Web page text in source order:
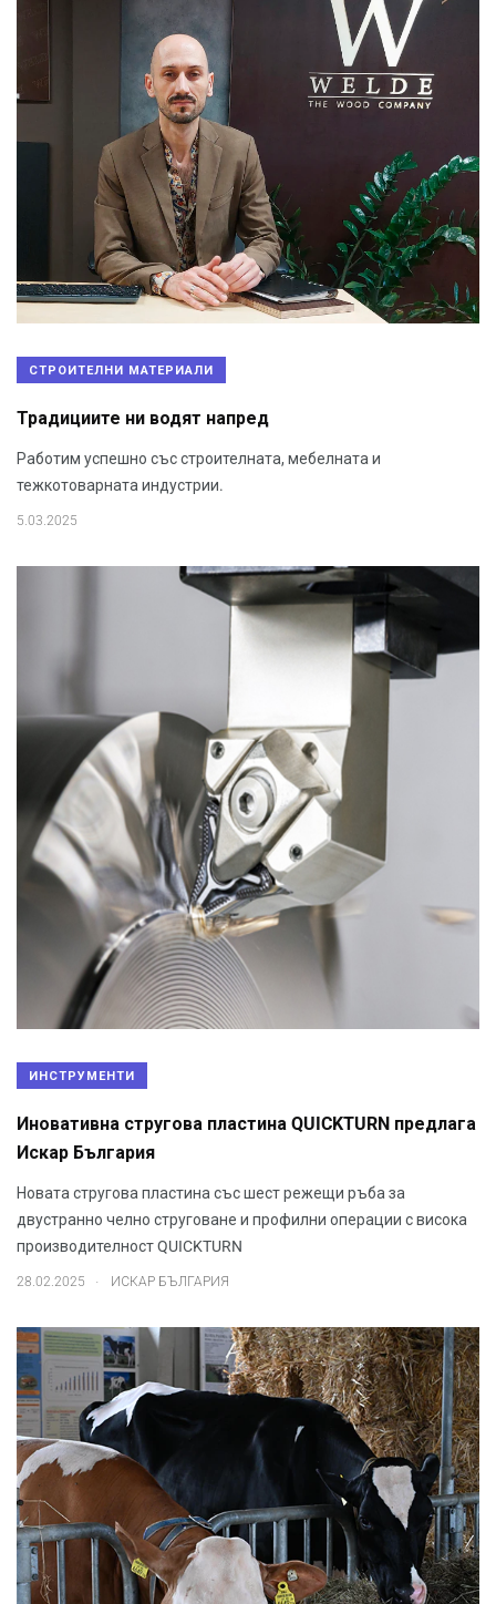
СТРОИТЕЛНИ МАТЕРИАЛИ
Традициите ни водят напред
Работим успешно със строителната, мебелната и
тежкотоварната индустрии.
5.03.2025
ИНСТРУМЕНТИ
Иновативна стругова пластина QUICKTURN предлага
Искар България
Новата стругова пластина със шест режещи ръба за
двустранно челно струговане и профилни операции с висока
производителност QUICKTURN
28.02.2025 ИСКАР БЪЛГАРИЯ